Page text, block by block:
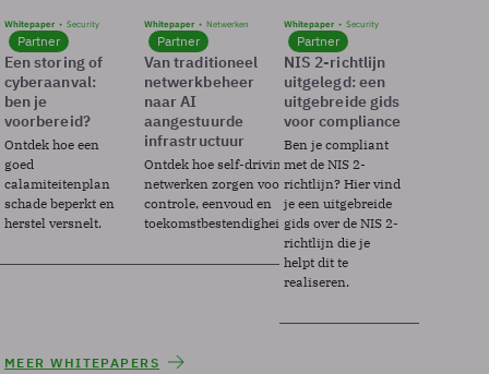
Whitepaper Security
Partner
Een storing of
cyberaanval:
ben je
voorbereid?
Ontdek hoe een
goed
calamiteitenplan
schade beperkt en
herstel versnelt.
Whitepaper Netwerken
Partner
Van traditioneel
netwerkbeheer
naar AI
aangestuurde
infrastructuur
Ontdek hoe self-driving
netwerken zorgen voor
controle, eenvoud en
toekomstbestendigheid.
Whitepaper Security
Partner
NIS 2-richtlijn
uitgelegd: een
uitgebreide gids
voor compliance
Ben je compliant
met de NIS 2-
richtlijn? Hier vind
je een uitgebreide
gids over de NIS 2-
richtlijn die je
helpt dit te
realiseren.
MEER WHITEPAPERS